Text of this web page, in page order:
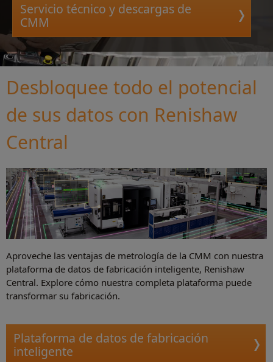
Servicio técnico y descargas de
CMM
Desbloquee todo el potencial
de sus datos con Renishaw
Central
Aproveche las ventajas de metrología de la CMM con nuestra
plataforma de datos de fabricación inteligente, Renishaw
Central. Explore cómo nuestra completa plataforma puede
transformar su fabricación.
Plataforma de datos de fabricación
inteligente